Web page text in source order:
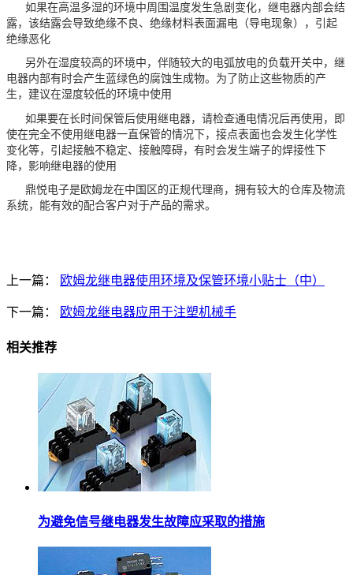
如果在高温多湿的环境中周围温度发生急剧变化，继电器内部会结
露，该结露会导致绝缘不良、绝缘材料表面漏电（导电现象），引起
绝缘恶化
另外在湿度较高的环境中，伴随较大的电弧放电的负载开关中，继
电器内部有时会产生蓝绿色的腐蚀生成物。为了防止这些物质的产
生，建议在湿度较低的环境中使用
如果要在长时间保管后使用继电器，请检查通电情况后再使用，即
使在完全不使用继电器一直保管的情况下，接点表面也会发生化学性
变化等，引起接触不稳定、接触障碍，有时会发生端子的焊接性下
降，影响继电器的使用
鼎悦电子是欧姆龙在中国区的正规代理商，拥有较大的仓库及物流
系统，能有效的配合客户对于产品的需求。
上一篇： 欧姆龙继电器使用环境及保管环境小贴士（中）
下一篇： 欧姆龙继电器应用于注塑机械手
相关推荐
为避免信号继电器发生故障应采取的措施